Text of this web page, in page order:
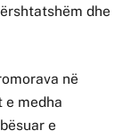
dhe
në
e medha
e